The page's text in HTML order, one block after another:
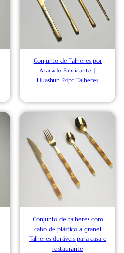
Conjunto de Talheres por
Atacado Fabricante |
Huashun 24pc Talheres
Conjunto de talheres com
cabo de plástico a granel
Talheres duráveis para casa e
restaurante